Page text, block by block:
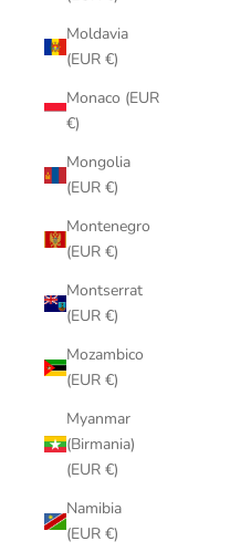
Moldavia
(EUR €)
Monaco (EUR
€)
Mongolia
(EUR €)
Montenegro
(EUR €)
Montserrat
(EUR €)
Mozambico
(EUR €)
Myanmar
(Birmania)
(EUR €)
Namibia
(EUR €)